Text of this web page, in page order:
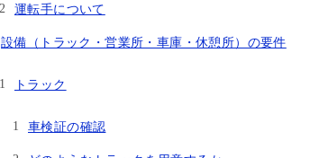
運転手について
設備（トラック・営業所・車庫・休憩所）の要件
トラック
車検証の確認